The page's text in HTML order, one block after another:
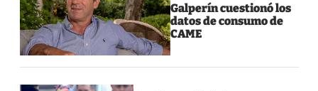
Galperín cuestionó los
datos de consumo de
CAME